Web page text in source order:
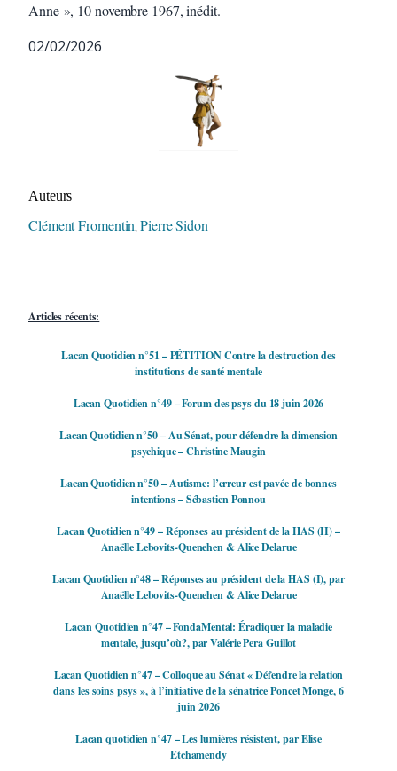
Anne », 10 novembre 1967, inédit.
02/02/2026
Auteurs
Clément Fromentin,Pierre Sidon
Articles récents:
Lacan Quotidien n°51 – PÉTITION Contre la destruction des
institutions de santé mentale
Lacan Quotidien n°49 – Forum des psys du 18 juin 2026
Lacan Quotidien n°50 – Au Sénat, pour défendre la dimension
psychique – Christine Maugin
Lacan Quotidien n°50 – Autisme: l’erreur est pavée de bonnes
intentions – Sébastien Ponnou
Lacan Quotidien n°49 – Réponses au président de la HAS (II) –
Anaëlle Lebovits-Quenehen & Alice Delarue
Lacan Quotidien n°48 – Réponses au président de la HAS (I), par
Anaëlle Lebovits-Quenehen & Alice Delarue
Lacan Quotidien n°47 – FondaMental: Éradiquer la maladie
mentale, jusqu’où?, par Valérie Pera Guillot
Lacan Quotidien n°47 – Colloque au Sénat « Défendre la relation
dans les soins psys », à l’initiative de la sénatrice Poncet Monge, 6
juin 2026
Lacan quotidien n°47 – Les lumières résistent, par Elise
Etchamendy